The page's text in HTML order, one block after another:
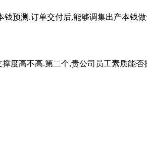
预测.订单交付后,能够调集出产本钱
高不高.第二个,贵公司员工素质能